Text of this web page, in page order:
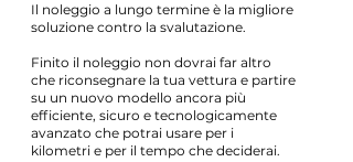
Il noleggio a lungo termine è la migliore
soluzione contro la svalutazione.
Finito il noleggio non dovrai far altro
che riconsegnare la tua vettura e partire
su un nuovo modello ancora più
efficiente, sicuro e tecnologicamente
avanzato che potrai usare per i
kilometri e per il tempo che deciderai.